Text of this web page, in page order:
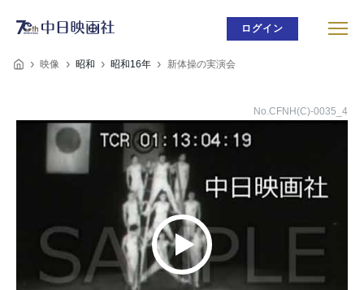
ログイン
映像 昭和 昭和16年 新体操の実演会
No.CFNH(C)-0035_4